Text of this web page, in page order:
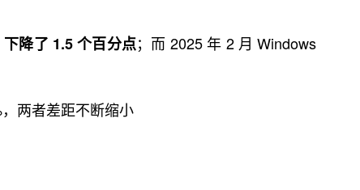
下降了 1.5 个百分点；而 2025 年 2 月 Windows